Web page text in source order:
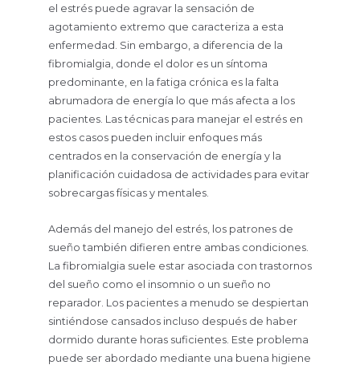
el estrés puede agravar la sensación de
agotamiento extremo que caracteriza a esta
enfermedad. Sin embargo, a diferencia de la
fibromialgia, donde el dolor es un síntoma
predominante, en la fatiga crónica es la falta
abrumadora de energía lo que más afecta a los
pacientes. Las técnicas para manejar el estrés en
estos casos pueden incluir enfoques más
centrados en la conservación de energía y la
planificación cuidadosa de actividades para evitar
sobrecargas físicas y mentales.
Además del manejo del estrés, los patrones de
sueño también difieren entre ambas condiciones.
La fibromialgia suele estar asociada con trastornos
del sueño como el insomnio o un sueño no
reparador. Los pacientes a menudo se despiertan
sintiéndose cansados incluso después de haber
dormido durante horas suficientes. Este problema
puede ser abordado mediante una buena higiene